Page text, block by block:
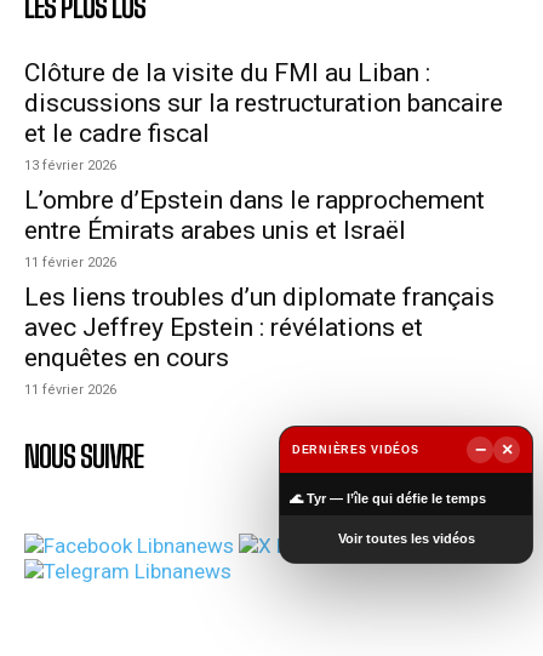
Clôture de la visite du FMI au Liban :
discussions sur la restructuration bancaire
et le cadre fiscal
13 février 2026
L’ombre d’Epstein dans le rapprochement
entre Émirats arabes unis et Israël
11 février 2026
Les liens troubles d’un diplomate français
avec Jeffrey Epstein : révélations et
enquêtes en cours
11 février 2026
NOUS SUIVRE DERNIÈRES VIDÉOS −
×
🌊 Tyr — l’île qui défie le temps
Voir toutes les vidéos